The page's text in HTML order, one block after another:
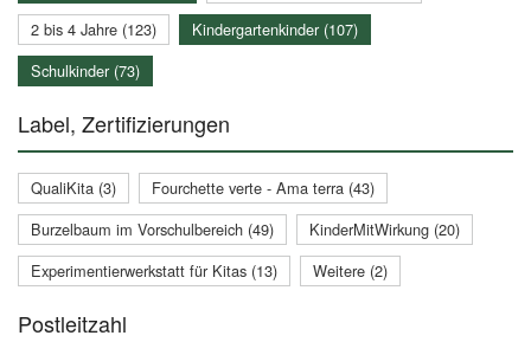
2 bis 4 Jahre (123)
Kindergartenkinder (107)
Schulkinder (73)
Label, Zertifizierungen
QualiKita (3)
Fourchette verte - Ama terra (43)
Burzelbaum im Vorschulbereich (49)
KinderMitWirkung (20)
Experimentierwerkstatt für Kitas (13)
Weitere (2)
Postleitzahl